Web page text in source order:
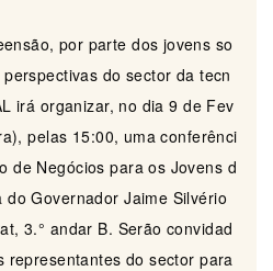
por parte dos jovens so
do sector da tecn
irá organizar, no dia 9 de Fev
pelas 15:00, uma conferênci
de Negócios para os Jovens d
Governador Jaime Silvério
3.° andar B. Serão convidad
representantes do sector para